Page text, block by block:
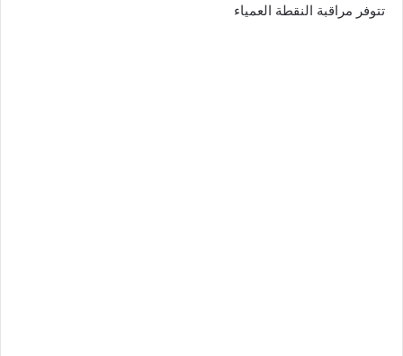
تتوفر مراقبة النقطة العمياء